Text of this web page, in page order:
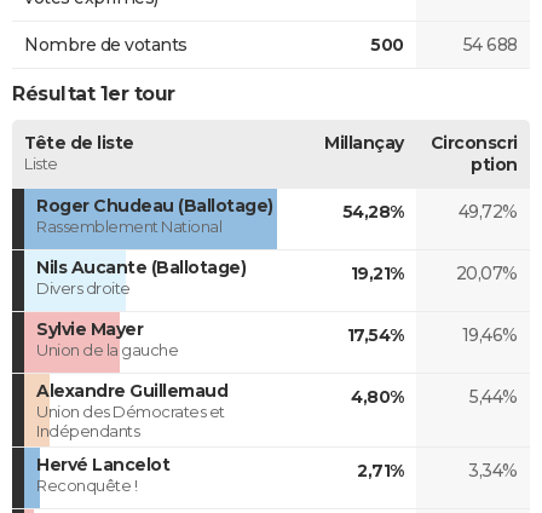
Nombre de votants 500 54 688
Résultat 1er tour
Tête de liste
Liste
Millançay
Circonscri
ption
Roger Chudeau (Ballotage)
Rassemblement National
54,28% 49,72%
Nils Aucante (Ballotage)
Divers droite
19,21% 20,07%
Sylvie Mayer
Union de la gauche
17,54% 19,46%
Alexandre Guillemaud
Union des Démocrates et
Indépendants
4,80% 5,44%
Hervé Lancelot
Reconquête !
2,71% 3,34%